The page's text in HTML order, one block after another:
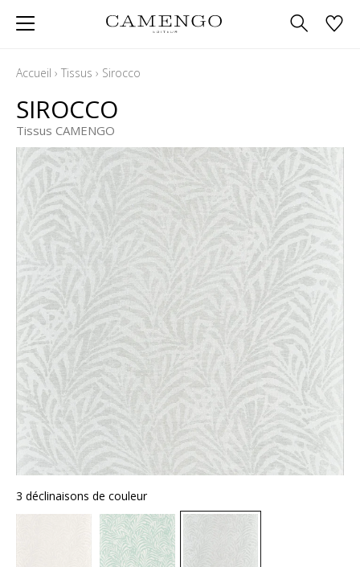
Accueil › Tissus › Sirocco
SIROCCO
Tissus CAMENGO
3 déclinaisons de couleur